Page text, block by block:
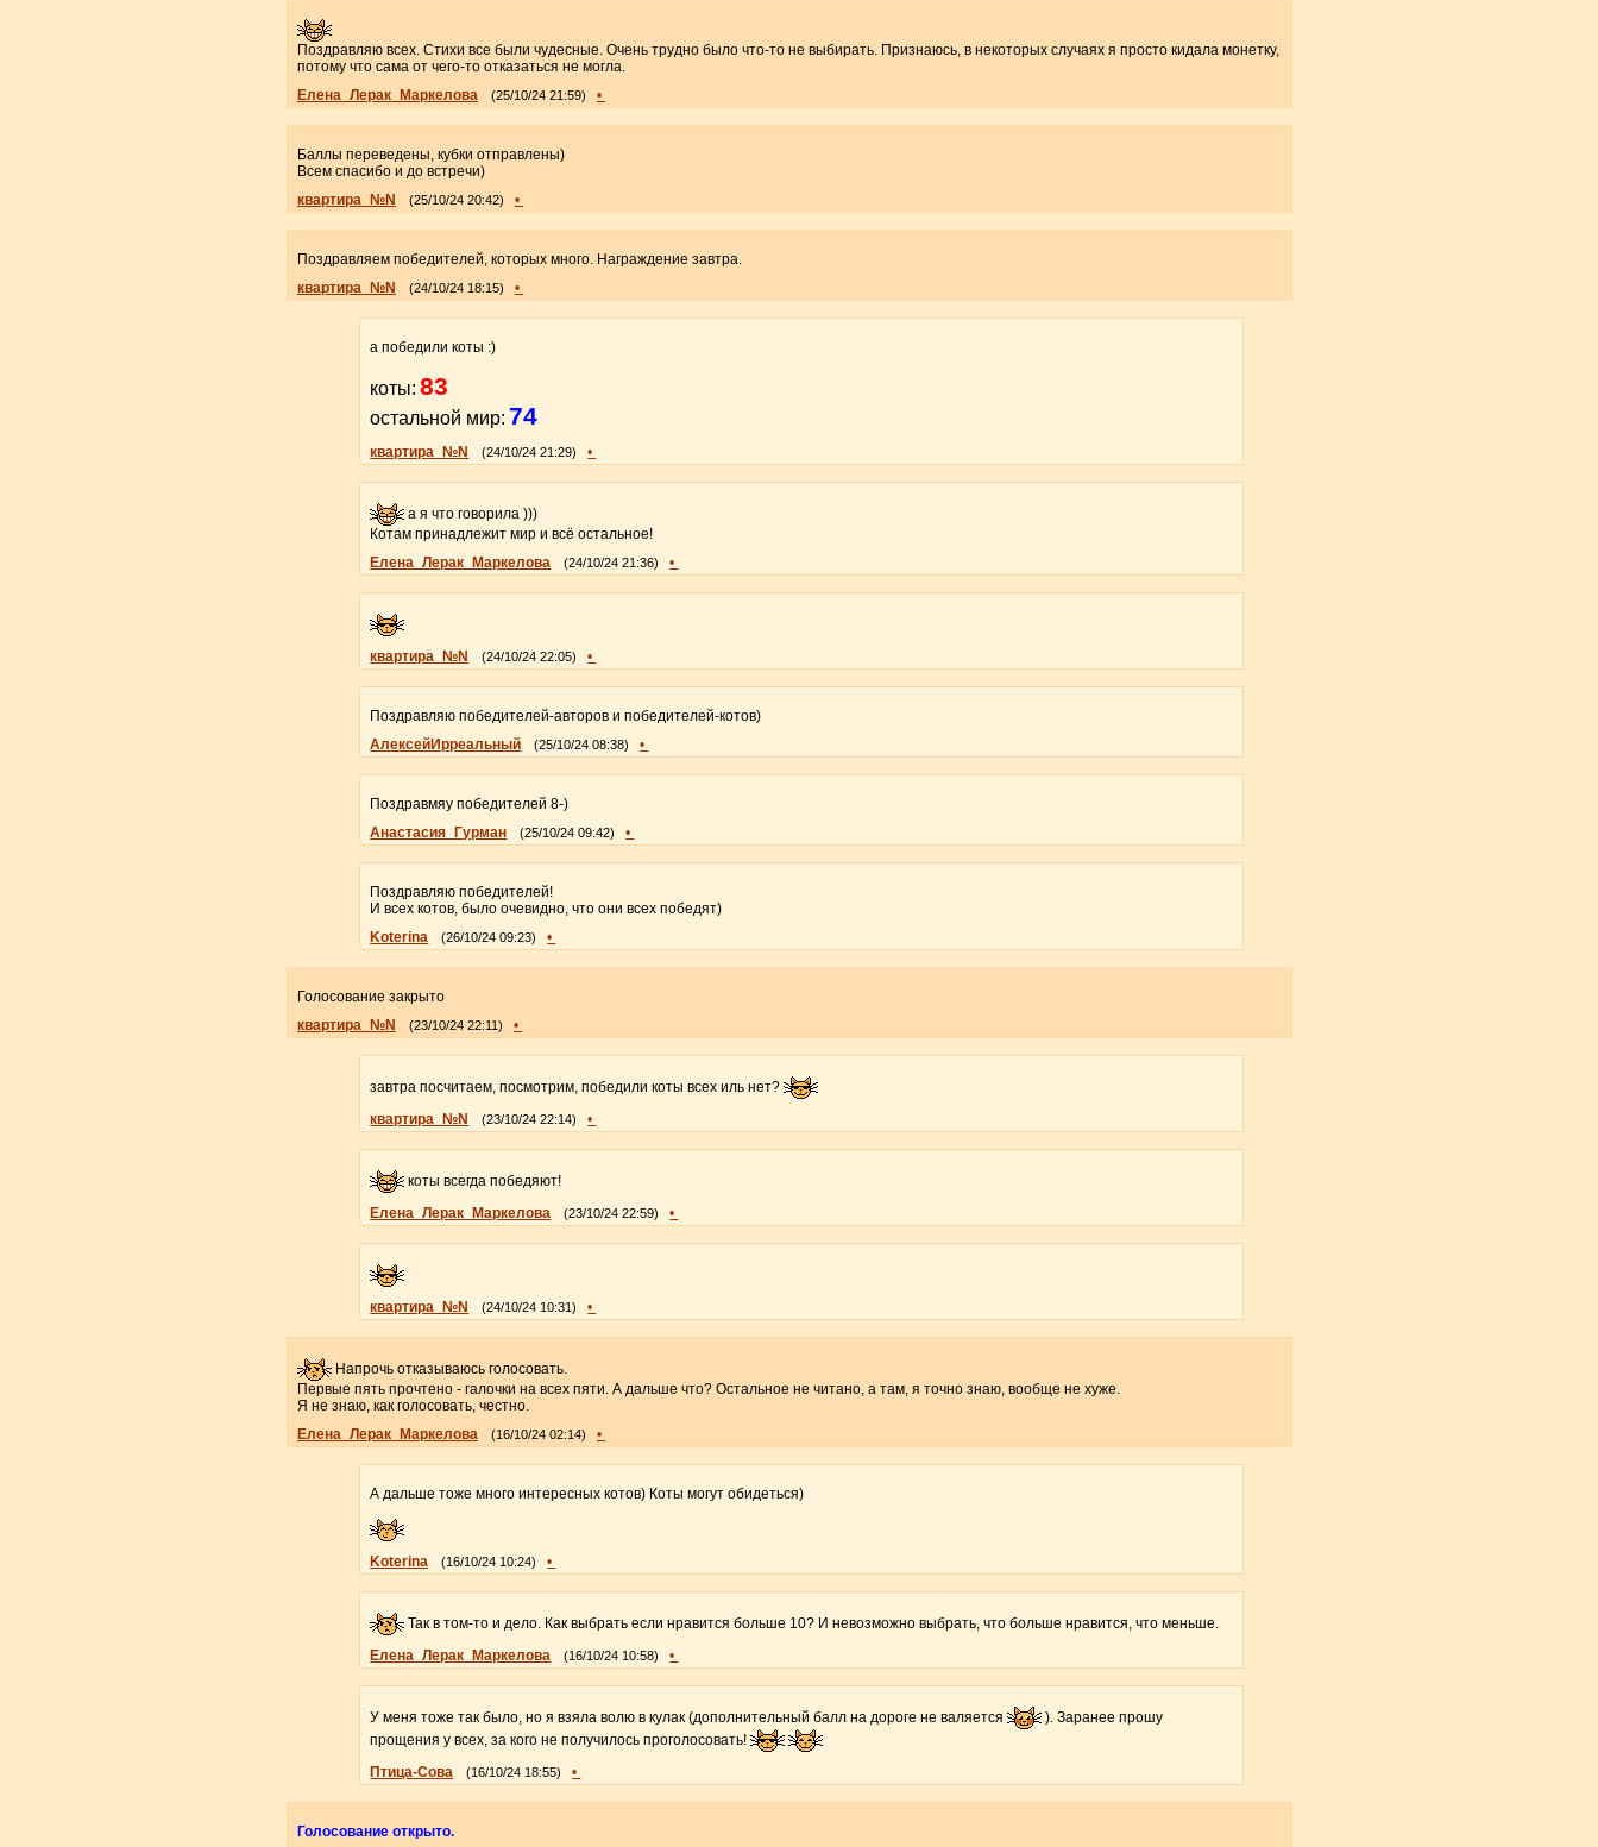
Поздравляю всех. Стихи все были чудесные. Очень трудно было что-то не выбирать. Признаюсь, в некоторых случаях я просто кидала монетку,
потому что сама от чего-то отказаться не могла.
Елена_Лерак_Маркелова
(25/10/24 21:59) •
Баллы переведены, кубки отправлены)
Всем спасибо и до встречи)
квартира_№N
(25/10/24 20:42) •
Поздравляем победителей, которых много. Награждение завтра.
квартира_№N
(24/10/24 18:15) •
а победили коты :)
коты: 83
остальной мир: 74
квартира_№N (24/10/24 21:29) •
а я что говорила )))
Котам принадлежит мир и всё остальное!
Елена_Лерак_Маркелова
(24/10/24 21:36) •
квартира_№N (24/10/24 22:05) •
Поздравляю победителей-авторов и победителей-котов)
АлексейИрреальный
(25/10/24 08:38) •
Поздравмяу победителей 8-)
Анастасия_Гурман
(25/10/24 09:42) •
Поздравляю победителей!
И всех котов, было очевидно, что они всех победят)
Koterina
(26/10/24 09:23) •
Голосование закрыто
квартира_№N
(23/10/24 22:11) •
завтра посчитаем, посмотрим, победили коты всех иль нет?
квартира_№N
(23/10/24 22:14) •
коты всегда победяют!
Елена_Лерак_Маркелова
(23/10/24 22:59) •
квартира_№N (24/10/24 10:31) •
Напрочь отказываюсь голосовать.
Первые пять прочтено - галочки на всех пяти. А дальше что? Остальное не читано, а там, я точно знаю, вообще не хуже.
Я не знаю, как голосовать, честно.
Елена_Лерак_Маркелова
(16/10/24 02:14) •
А дальше тоже много интересных котов) Коты могут обидеться)
Koterina (16/10/24 10:24) •
Так в том-то и дело. Как выбрать если нравится больше 10? И невозможно выбрать, что больше нравится, что меньше.
Елена_Лерак_Маркелова
(16/10/24 10:58) •
У меня тоже так было, но я взяла волю в кулак (дополнительный балл на дороге не валяется
). Заранее прошу
прощения у всех, за кого не получилось проголосовать!
Птица-Сова
(16/10/24 18:55) •
Голосование открыто.